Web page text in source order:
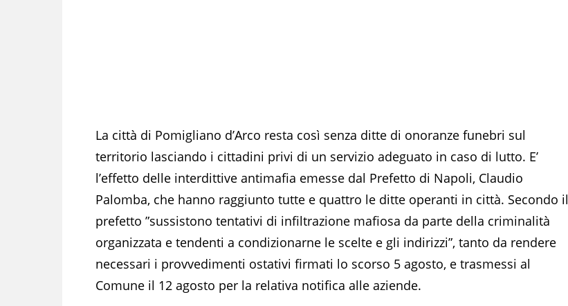
La città di Pomigliano d’Arco resta così senza ditte di onoranze funebri sul
territorio lasciando i cittadini privi di un servizio adeguato in caso di lutto. E’
l’effetto delle interdittive antimafia emesse dal Prefetto di Napoli, Claudio
Palomba, che hanno raggiunto tutte e quattro le ditte operanti in città. Secondo il
prefetto ”sussistono tentativi di infiltrazione mafiosa da parte della criminalità
organizzata e tendenti a condizionarne le scelte e gli indirizzi”, tanto da rendere
necessari i provvedimenti ostativi firmati lo scorso 5 agosto, e trasmessi al
Comune il 12 agosto per la relativa notifica alle aziende.